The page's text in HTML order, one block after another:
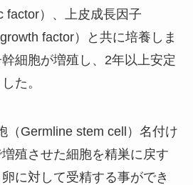
factor）、上皮成長因子
factor）と共に培養しま
細胞が増殖し、2年以上安定
た。
（Germline stem cell）名付け
殖させた細胞を精巣に戻す
に対して受精する事ができ